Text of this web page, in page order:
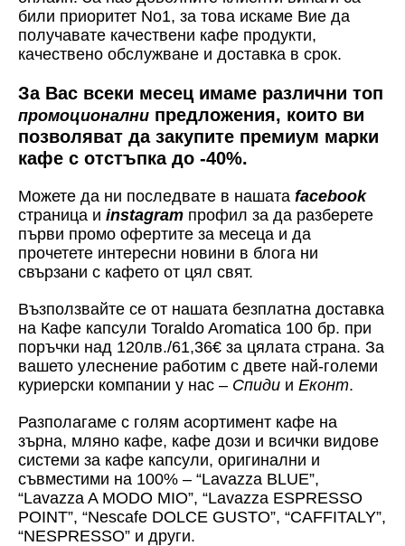
били приоритет No1, за това искаме Вие да
получавате качествени кафе продукти,
качествено обслужване и доставка в срок.
За Вас всеки месец имаме различни топ
промоционални предложения, които ви
позволяват да закупите премиум марки
кафе с отстъпка до -40%.
Можете да ни последвате в нашата facebook
страница и instagram профил за да разберете
първи промо офертите за месеца и да
прочетете интересни новини в блога ни
свързани с кафето от цял свят.
Възползвайте се от нашата безплатна доставка
на Кафе капсули Toraldo Aromatica 100 бр. при
поръчки над 120лв./61,36€ за цялата страна. За
вашето улеснение работим с двете най-големи
куриерски компании у нас – Спиди и Еконт.
Разполагаме с голям асортимент кафе на
зърна, мляно кафе, кафе дози и всички видове
системи за кафе капсули, оригинални и
съвместими на 100% – “Lavazza BLUE”,
“Lavazza A MODO MIO”, “Lavazza ESPRESSO
POINT”, “Nescafe DOLCE GUSTO”, “CAFFITALY”,
“NESPRESSO” и други.